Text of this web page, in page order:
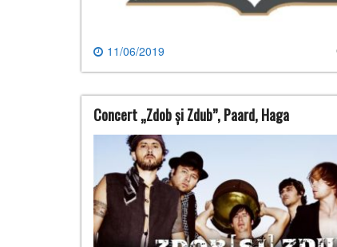
11/06/2019
Concert „Zdob și Zdub”, Paard, Haga